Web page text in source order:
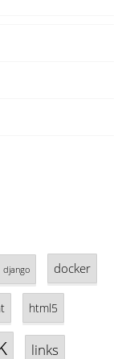
django docker
html5
links